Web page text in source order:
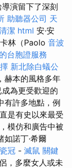
演留下了深刻
助聽器公司 天
潔 html 安·安
林（Paolo 音波
台胞證服務
新北除白蟻公
赫本的風格多年
為更受歡迎的
有許多地點，例
是有史以來最受
模仿和廣告中被
如諾丁·希爾
冠 - 滅鼠 關鍵
，多麼女人或未